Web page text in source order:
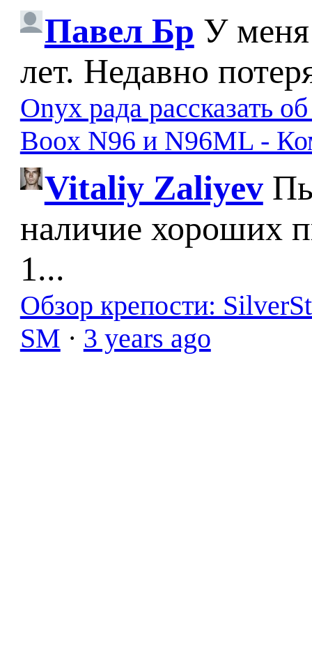
Павел Бр У меня
лет. Недавно
Onyx рада рассказать
Boox N96 и N96ML -
Vitaliy Zaliyev
наличие хороших
1...
Обзор крепости:
SM · 3 years ago